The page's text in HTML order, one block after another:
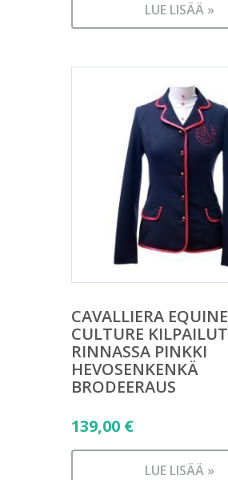
LUE LISÄÄ »
CAVALLIERA EQUINE
CULTURE
RINNASSA PINKKI
HEVOSENKENKÄ
BRODEERAUS
139,00 €
LUE LISÄÄ »